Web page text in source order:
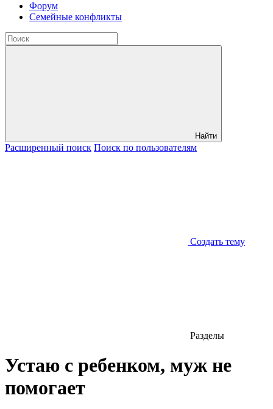
Форум
Семейные конфликты
Найти
Расширенный поиск Поиск по пользователям
Создать тему
Разделы
Устаю с ребенком, муж не
помогает